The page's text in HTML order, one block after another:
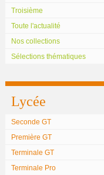
Troisième
Toute l'actualité
Nos collections
Sélections thématiques
Lycée
Seconde GT
Première GT
Terminale GT
Terminale Pro